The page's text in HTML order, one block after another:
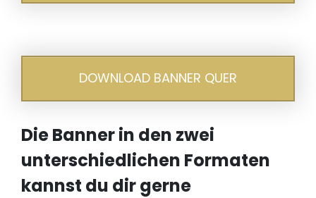
DOWNLOAD BANNER QUER
Die Banner in den zwei
unterschiedlichen Formaten
kannst du dir gerne